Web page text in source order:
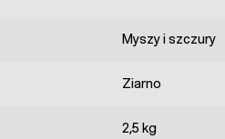
Myszy i szczury
Ziarno
2,5 kg